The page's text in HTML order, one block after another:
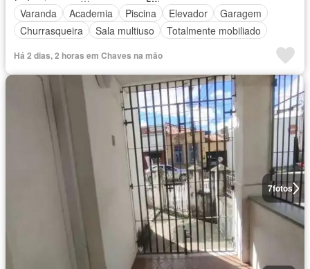
Varanda
Academia Piscina Elevador
Garagem
Churrasqueira
Sala multiuso Totalmente mobiliado
Há 2 dias, 2 horas em Chaves na mão
7fotos